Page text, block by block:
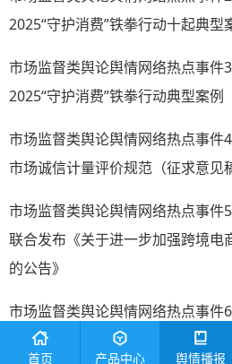
2025“守护消费”铁拳行动十起典型
市场监督类舆论舆情网络热点事件
2025“守护消费”铁拳行动典型案例
市场监督类舆论舆情网络热点事件
市场诚信计量评价规范（征求意见
市场监督类舆论舆情网络热点事件
联合发布《关于进一步加强跨境电
的公告》
市场监督类舆论舆情网络热点事件
管总局部署各地强化婴幼儿配方乳
首页 产品中心 舆情播报